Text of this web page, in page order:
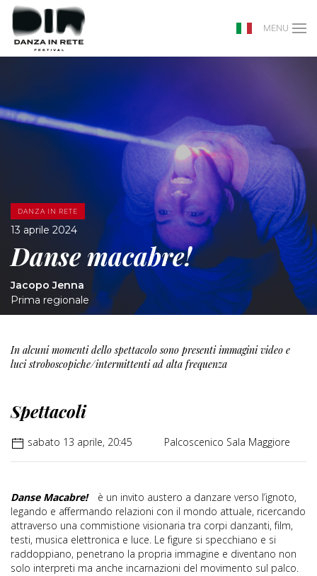
MENU
DANZA IN RETE
13 aprile 2024
Danse macabre!
Jacopo Jenna
Prima regionale
In alcuni momenti dello spettacolo sono presenti immagini video e
luci stroboscopiche/intermittenti ad alta frequenza
Spettacoli
sabato 13 aprile, 20:45 Palcoscenico Sala Maggiore
Danse Macabre!
è un invito austero a danzare verso l’ignoto,
legando e affermando relazioni con il mondo attuale, ricercando
attraverso una commistione visionaria tra corpi danzanti, film,
testi, musica elettronica e luce. Le figure si specchiano e si
raddoppiano, penetrano la propria immagine e diventano non
solo interpreti ma anche incarnazioni del movimento sul palco.